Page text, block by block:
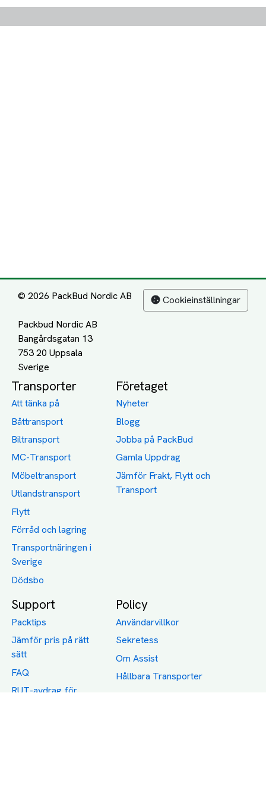
© 2026 PackBud Nordic AB
Packbud Nordic AB
Bangårdsgatan 13
753 20 Uppsala
Cookieinställningar
Transporter
Att tänka på
Båttransport
Biltransport
MC-Transport
Möbeltransport
Utlandstransport
Flytt
Förråd och lagring
Transportnäringen i
Sverige
Dödsbo
Företaget
Nyheter
Blogg
Jobba på PackBud
Gamla Uppdrag
Jämför Frakt, Flytt och
Transport
Support
Packtips
Jämför pris på rätt
sätt
FAQ
RUT-avdrag för
Policy
Användarvillkor
Sekretess
Om Assist
Hållbara Transporter